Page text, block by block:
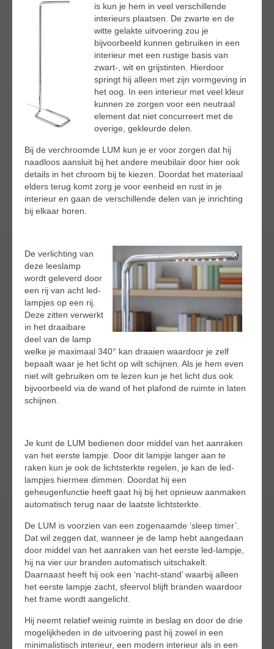
is kun je hem in veel verschillende
interieurs plaatsen. De zwarte en de
witte gelakte uitvoering zou je
bijvoorbeeld kunnen gebruiken in een
interieur met een rustige basis van
zwart-, wit en grijstinten. Hierdoor
springt hij alleen met zijn vormgeving in
het oog. In een interieur met veel kleur
kunnen ze zorgen voor een neutraal
element dat niet concurreert met de
overige, gekleurde delen.
Bij de verchroomde LUM kun je er voor zorgen dat hij
naadloos aansluit bij het andere meubilair door hier ook
details in het chroom bij te kiezen. Doordat het materiaal
elders terug komt zorg je voor eenheid en rust in je
interieur en gaan de verschillende delen van je inrichting
bij elkaar horen.
De verlichting van
deze leeslamp
wordt geleverd door
een rij van acht led-
lampjes op een rij.
Deze zitten verwerkt
in het draaibare
deel van de lamp
welke je maximaal 340° kan draaien waardoor je zelf
bepaalt waar je het licht op wilt schijnen. Als je hem even
niet wilt gebruiken om te lezen kun je het licht dus ook
bijvoorbeeld via de wand of het plafond de ruimte in laten
schijnen.
Je kunt de LUM bedienen door middel van het aanraken
van het eerste lampje. Door dit lampje langer aan te
raken kun je ook de lichtsterkte regelen, je kan de led-
lampjes hiermee dimmen. Doordat hij een
geheugenfunctie heeft gaat hij bij het opnieuw aanmaken
automatisch terug naar de laatste lichtsterkte.
De LUM is voorzien van een zogenaamde ‘sleep timer’.
Dat wil zeggen dat, wanneer je de lamp hebt aangedaan
door middel van het aanraken van het eerste led-lampje,
hij na vier uur branden automatisch uitschakelt.
Daarnaast heeft hij ook een ‘nacht-stand’ waarbij alleen
het eerste lampje zacht, sfeervol blijft branden waardoor
het frame wordt aangelicht.
Hij neemt relatief weinig ruimte in beslag en door de drie
mogelijkheden in de uitvoering past hij zowel in een
minimalistisch interieur, een modern interieur als in een